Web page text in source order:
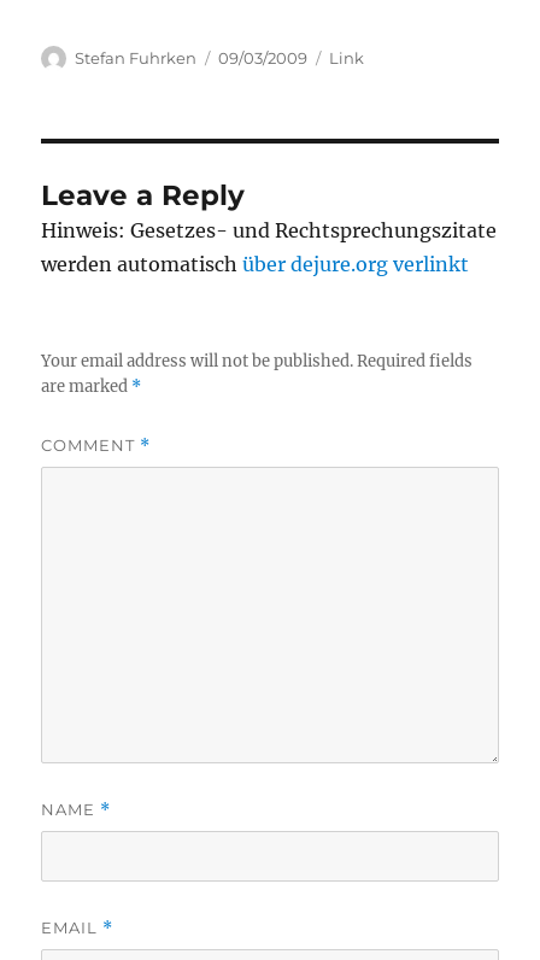
Author
Stefan Fuhrken
Posted
09/03/2009 Categories
Link
Leave a Reply
Hinweis: Gesetzes- und Rechtsprechungszitate
werden automatischüber dejure.org verlinkt
Your email address will not be published. Required fields
are marked *
COMMENT *
NAME *
EMAIL *